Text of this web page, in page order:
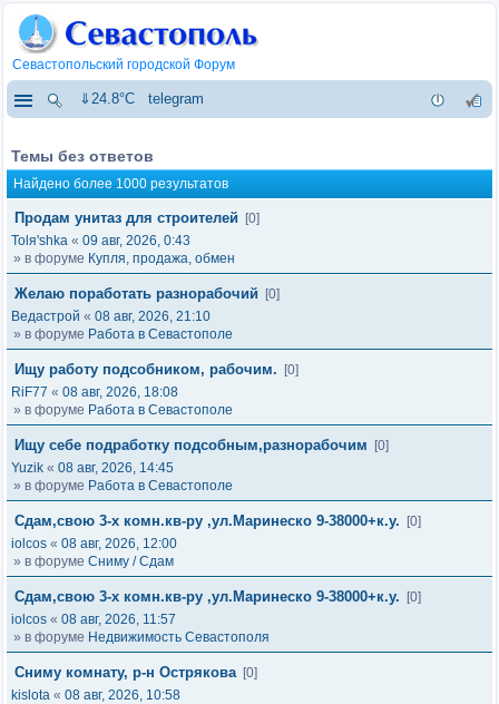
Севастопольский городской Форум
⇓24.8°C telegram
Темы без ответов
Найдено более 1000 результатов
Продам унитаз для строителей
[0]
Tolя'shka « 09 авг, 2026, 0:43
» в форуме Купля, продажа, обмен
Желаю поработать разнорабочий
[0]
Ведастрой « 08 авг, 2026, 21:10
» в форуме Работа в Севастополе
Ищу работу подсобником, рабочим.
[0]
RiF77 « 08 авг, 2026, 18:08
» в форуме Работа в Севастополе
Ищу себе подработку подсобным,разнорабочим
[0]
Yuzik « 08 авг, 2026, 14:45
» в форуме Работа в Севастополе
Сдам,свою 3-х комн.кв-ру ,ул.Маринеско 9-38000+к.у.
[0]
iolcos « 08 авг, 2026, 12:00
» в форуме Сниму / Сдам
Сдам,свою 3-х комн.кв-ру ,ул.Маринеско 9-38000+к.у.
[0]
iolcos « 08 авг, 2026, 11:57
» в форуме Недвижимость Севастополя
Сниму комнату, р-н Острякова [0]
kislota « 08 авг, 2026, 10:58